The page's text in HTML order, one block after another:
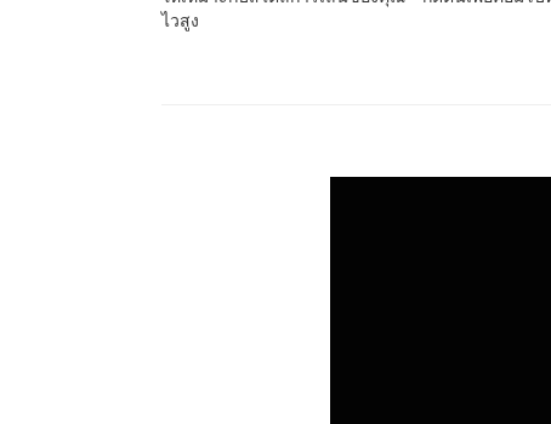
ไวสูง